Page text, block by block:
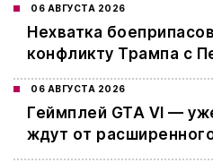
06 АВГУСТА 2026
Нехватка
конфликту Трампа с
06 АВГУСТА 2026
Геймплей GTA VI —
ждут от